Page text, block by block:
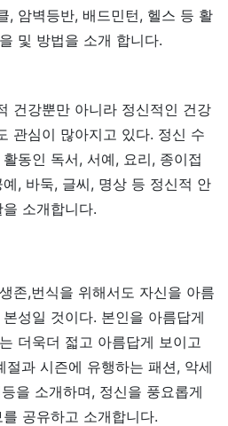
, 암벽등반, 배드민턴, 헬스 등 활
및 방법을 소개 합니다.
건강뿐만 아니라 정신적인 건강
관심이 많아지고 있다. 정신 수
동인 독서, 서예, 요리, 종이접
, 바둑, 글씨, 명상 등 정신적 안
소개합니다.
존,번식을 위해서도 자신을 아름
성일 것이다. 본인을 아름답게
더욱더 젋고 아름답게 보이고
과 시즌에 유행하는 패션, 악세
을 소개하며, 정신을 풍요롭게
공유하고 소개합니다.